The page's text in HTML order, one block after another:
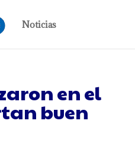
Noticias
en el
buen